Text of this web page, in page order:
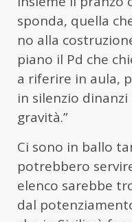
sponda, quella
no alla
piano il Pd che
a riferire in aula,
in silenzio
gravità.”
Ci sono in ballo
potrebbero
elenco sarebbe
dal